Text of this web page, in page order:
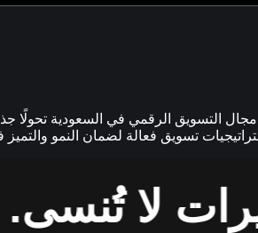
في السعودية 2025 لزيادة المبيعات يشهد مجال
لا تُنسى.